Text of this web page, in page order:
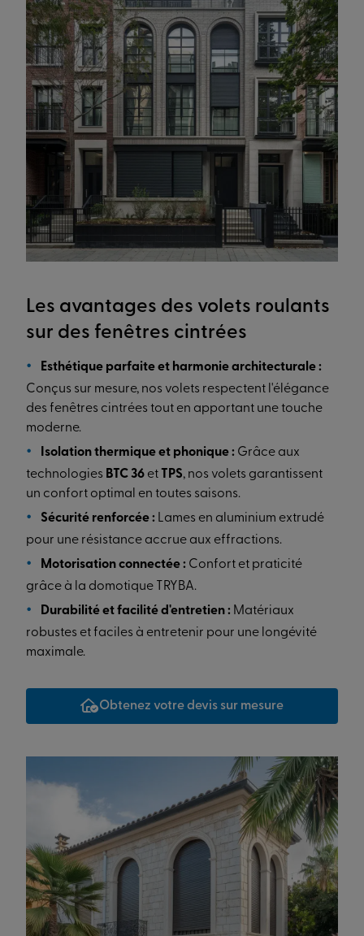
Les avantages des volets roulants
sur des fenêtres cintrées
Esthétique parfaite et harmonie architecturale :
Conçus sur mesure, nos volets respectent l'élégance
des fenêtres cintrées tout en apportant une touche
moderne.
Isolation thermique et phonique : Grâce aux
technologies BTC 36 et TPS, nos volets garantissent
un confort optimal en toutes saisons.
Sécurité renforcée : Lames en aluminium extrudé
pour une résistance accrue aux effractions.
Motorisation connectée : Confort et praticité
grâce à la domotique TRYBA.
Durabilité et facilité d'entretien : Matériaux
robustes et faciles à entretenir pour une longévité
maximale.
Obtenez votre devis sur mesure